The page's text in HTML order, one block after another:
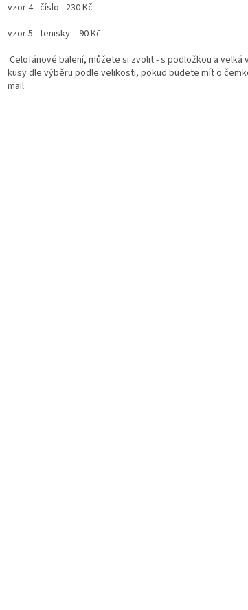
vzor 4 - číslo - 230 Kč
vzor 5 - tenisky - 90 Kč
Celofánové balení, můžete si zvolit - s podložkou a
kusy dle výběru podle velikosti, pokud budete mít o
mail